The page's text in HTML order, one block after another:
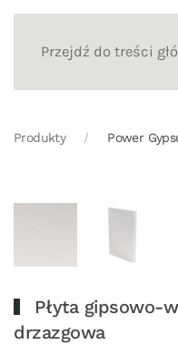
Przejdź do treści
Produkty Power
Płyta gipsowo-
drzazgowa